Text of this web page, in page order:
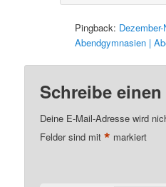
Pingback:
Abendgymnasien |
Schreibe
Deine E-Mail-Adresse wird
Felder sind mit* markiert